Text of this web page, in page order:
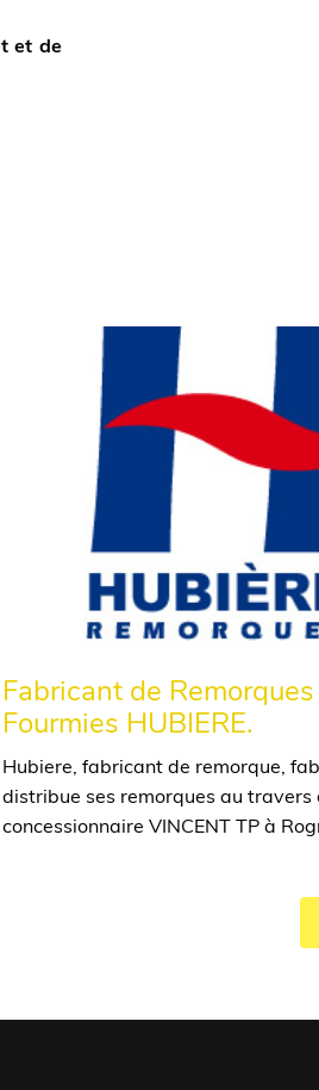
et de
Fabricant de
Fourmies HUBIERE.
Hubiere, fabricant de remorque,
distribue ses remorques au travers
concessionnaire VINCENT TP à